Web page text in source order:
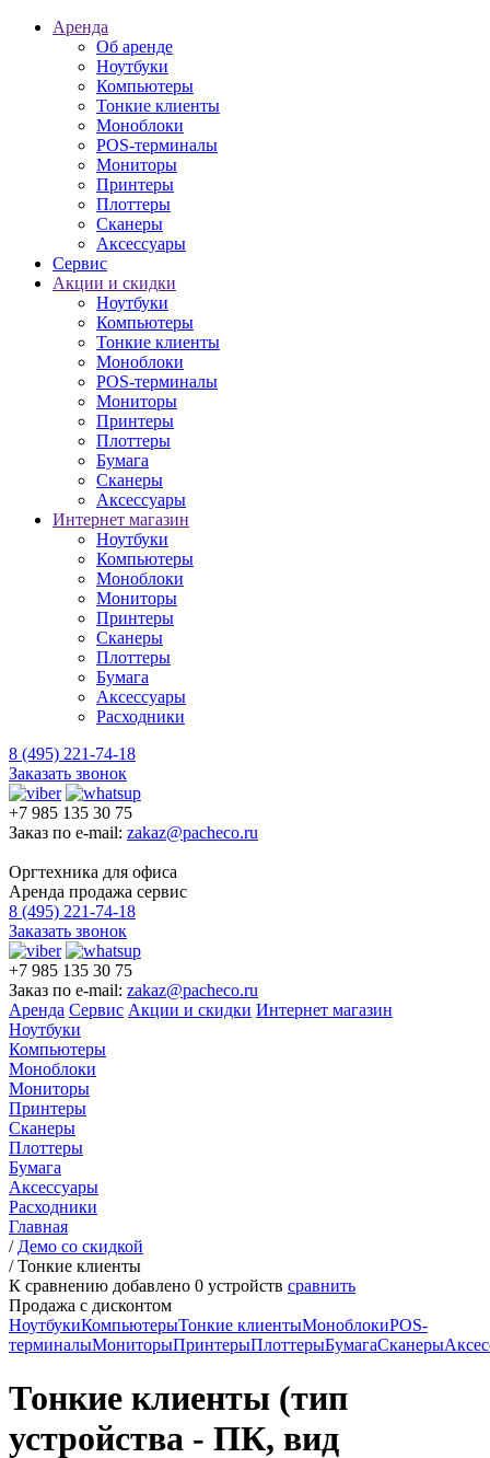
Аренда
Об аренде
Ноутбуки
Компьютеры
Тонкие клиенты
Моноблоки
POS-терминалы
Мониторы
Принтеры
Плоттеры
Сканеры
Аксессуары
Сервис
Акции и скидки
Ноутбуки
Компьютеры
Тонкие клиенты
Моноблоки
POS-терминалы
Мониторы
Принтеры
Плоттеры
Бумага
Сканеры
Аксессуары
Интернет магазин
Ноутбуки
Компьютеры
Моноблоки
Мониторы
Принтеры
Сканеры
Плоттеры
Бумага
Аксессуары
Расходники
8 (495) 221-74-18
Заказать звонок
+7 985 135 30 75
Заказ по e-mail: zakaz@pacheco.ru
Оргтехника для офиса
Аренда продажа сервис
8 (495) 221-74-18
Заказать звонок
+7 985 135 30 75
Заказ по e-mail: zakaz@pacheco.ru
Аренда Сервис Акции и скидки Интернет магазин
Ноутбуки
Компьютеры
Моноблоки
Мониторы
Принтеры
Сканеры
Плоттеры
Бумага
Аксессуары
Расходники
Главная
/ Демо со скидкой
/Тонкие клиенты
К сравнению добавлено 0 устройств сравнить
Продажа с дисконтом
НоутбукиКомпьютерыТонкие клиентыМоноблокиPOS-
терминалыМониторыПринтерыПлоттерыБумагаСканеры
Тонкие клиенты (тип
устройства - ПК, вид